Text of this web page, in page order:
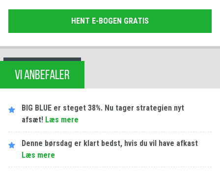
HENT E-BOGEN GRATIS
VI ANBEFALER
BIG BLUE er steget 38%. Nu tager strategien nyt
afsæt! Læs mere
Denne børsdag er klart bedst, hvis du vil have afkast
Læs mere